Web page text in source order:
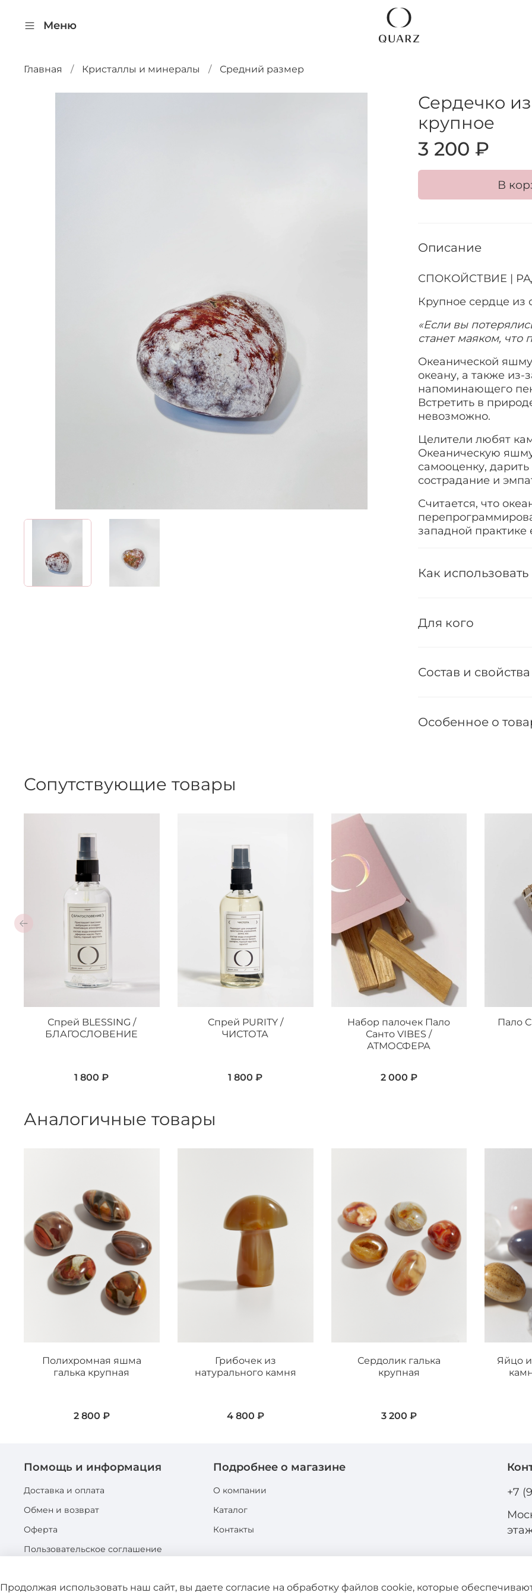
Меню
Главная Кристаллы и минералы Средний размер
Сердечко
крупное
3 200 ₽
В
Описание
СПОКОЙСТВИЕ |
Крупное сердце из
«Если вы
станет маяком, что
Океанической
океану, а также
напоминающего
Встретить в
невозможно.
Целители любят
Океаническую
самооценку,
сострадание и
Считается, что
западной практике
Как использовать
Для кого
Состав и свойства
Особенное о
Сопутствующие товары
Спрей BLESSING /
БЛАГОСЛОВЕНИЕ
1 800 ₽
Спрей PURITY /
ЧИСТОТА
1 800 ₽
Набор палочек Пало
Санто VIBES /
АТМОСФЕРА
2 000 ₽
Пало
Аналогичные товары
Полихромная яшма
галька крупная
2 800 ₽
Грибочек из
натурального камня
4 800 ₽
Сердолик галька
крупная
3 200 ₽
Яйцо
Помощь и информация
Доставка и оплата
Обмен и возврат
Оферта
Пользовательское соглашение
Подробнее о магазине
О компании
Каталог
Контакты
+7
Продолжая использовать наш сайт, вы даете согласие на обработку файлов cookie, которые